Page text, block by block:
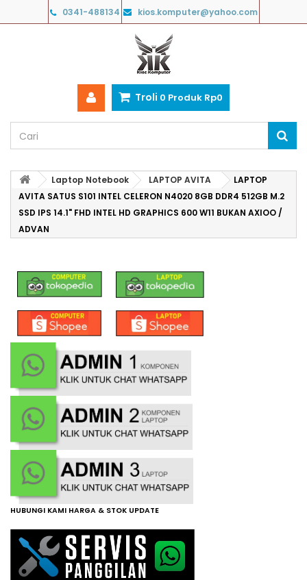
0341-488134 kios.komputer@yahoo.com
Troli 0 Produk Rp‎0
Laptop Notebook LAPTOP AVITA
LAPTOP
AVITA SATUS S101 INTEL CELERON N4020 8GB DDR4 512GB M.2
SSD IPS 14.1" FHD INTEL HD GRAPHICS 600 W11 BUKAN AXIOO /
ADVAN
HUBUNGI KAMI HARGA & STOK UPDATE